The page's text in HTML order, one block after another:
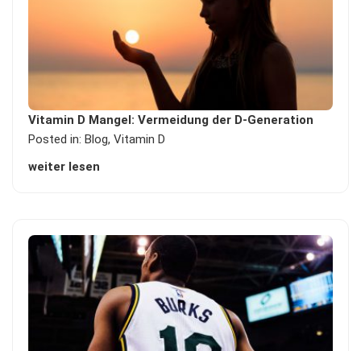
Vitamin D Mangel: Vermeidung der D-Generation
Posted in: Blog,Vitamin D
weiter lesen